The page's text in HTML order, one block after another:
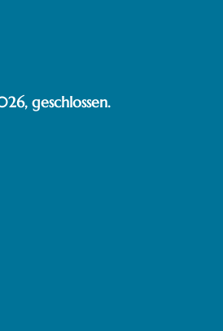
geschlossen.